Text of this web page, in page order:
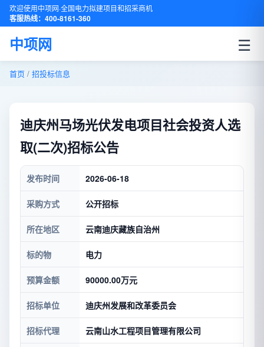
欢迎使用中项网·全国电力拟建项目和招采商机
客服热线：400-8161-360
中项网 ☰
首页 / 招投标信息
迪庆州马场光伏发电项目社会投资人选
取(二次)招标公告
发布时间 2026-06-18
采购方式 公开招标
所在地区 云南迪庆藏族自治州
标的物 电力
预算金额 90000.00万元
招标单位 迪庆州发展和改革委员会
招标代理 云南山水工程项目管理有限公司